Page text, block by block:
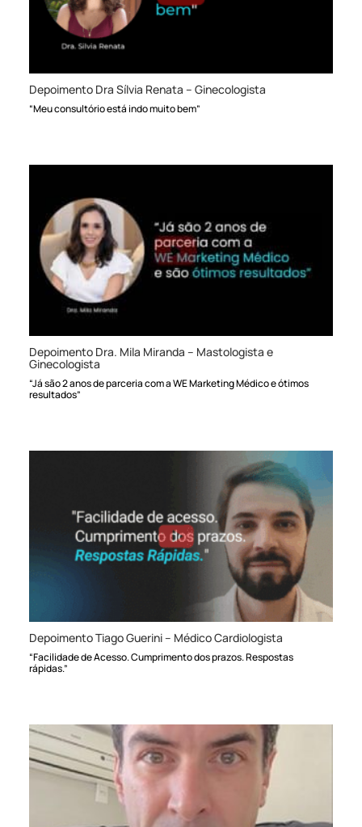
Depoimento Dra Sílvia Renata – Ginecologista
“Meu consultório está indo muito bem”
Depoimento Dra. Mila Miranda – Mastologista e
Ginecologista
“Já são 2 anos de parceria com a WE Marketing Médico e ótimos
resultados”
Depoimento Tiago Guerini – Médico Cardiologista
“Facilidade de Acesso. Cumprimento dos prazos. Respostas
rápidas.”